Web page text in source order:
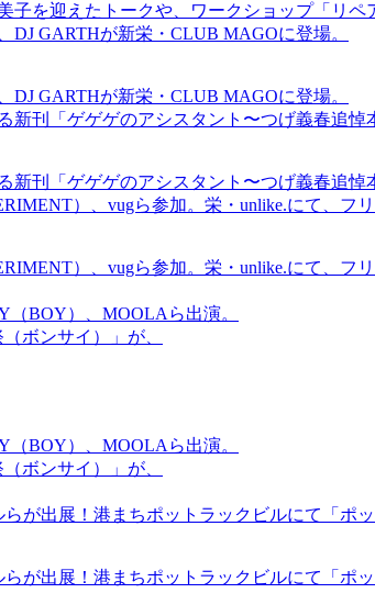
を迎えたトークや、ワークショップ「リペ
GARTHが新栄・CLUB MAGOに登場。
GARTHが新栄・CLUB MAGOに登場。
刊「ゲゲゲのアシスタント〜つげ義春追
刊「ゲゲゲのアシスタント〜つげ義春追
）、vugら参加。栄・unlike.にて、フ
）、vugら参加。栄・unlike.にて、フ
（BOY）、MOOLAら出演。
ボンサイ）」が、
（BOY）、MOOLAら出演。
ボンサイ）」が、
が出展！港まちポットラックビルにて「ポ
が出展！港まちポットラックビルにて「ポ